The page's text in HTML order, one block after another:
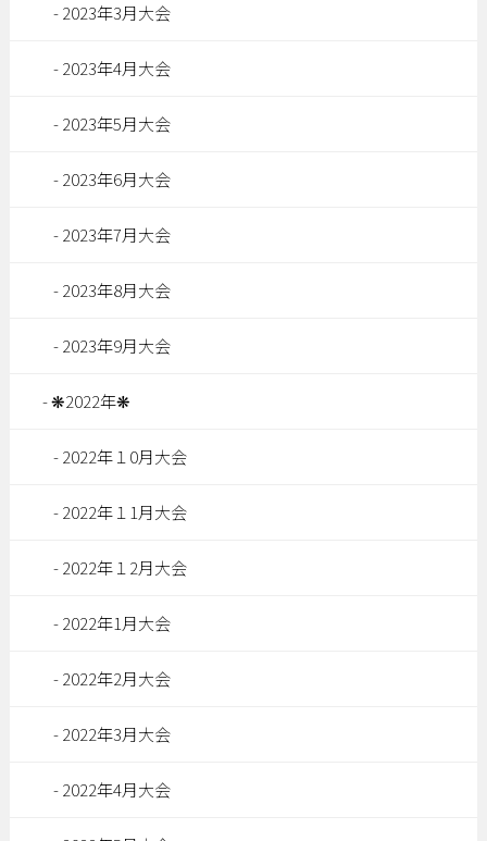
2023年3月大会
2023年4月大会
2023年5月大会
2023年6月大会
2023年7月大会
2023年8月大会
2023年9月大会
❋2022年❋
2022年１0月大会
2022年１1月大会
2022年１2月大会
2022年1月大会
2022年2月大会
2022年3月大会
2022年4月大会